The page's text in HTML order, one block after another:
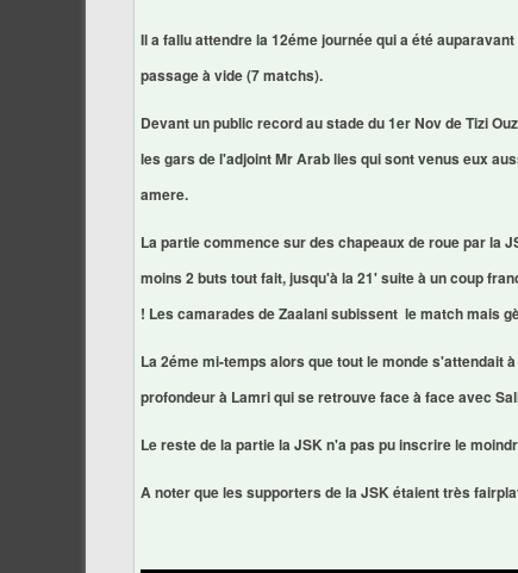
Il a fallu attendre la 12éme journée qui a été
passage à vide (7 matchs).
Devant un public record au stade du 1er Nov de Tizi
les gars de l'adjoint Mr Arab lies qui sont venus eux
amere.
La partie commence sur des chapeaux de roue par la
moins 2 buts tout fait, jusqu'à la 21' suite à un coup
! Les camarades de Zaalani subissent le match mais
La 2éme mi-temps alors que tout le monde s'attendait
profondeur à Lamri qui se retrouve face à face avec
Le reste de la partie la JSK n'a pas pu inscrire le
A noter que les supporters de la JSK étaient très